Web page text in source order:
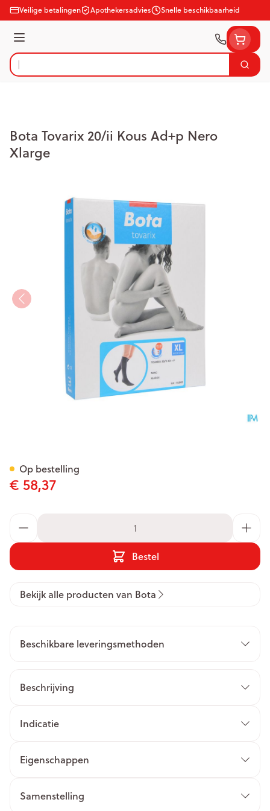
Ga naar de inhoud
Veilige betalingen Apothekersadvies Snelle beschikbaarheid
Menu
Product, merk, categorie... Zoek
Bota Tovarix 20/ii Kous Ad+p Nero
Xlarge
€ 58,37
Bestel
Op bestelling
Bekijk alle producten van Bota
Beschikbare leveringsmethoden
Beschrijving
Indicatie
Eigenschappen
Samenstelling